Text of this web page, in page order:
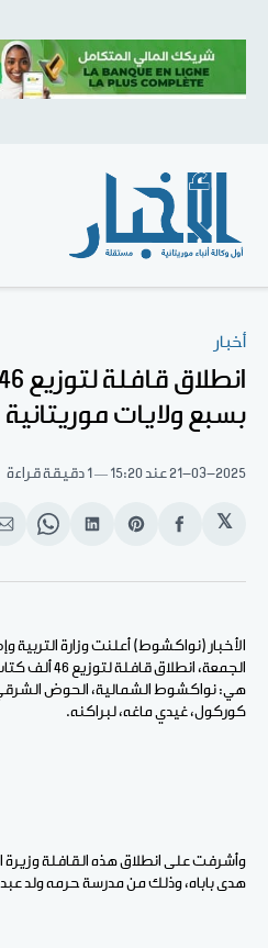
أخبار
بسبع ولايات موريتانية
21-03-2025عند 15:20 1 دقيقة قراءة
𝕏
انشر
الفيسبوك
Share
Pinterest
انشر
لينكد
Share
الأخبار (نواكشوط) أعلنت وزارة التربية
الجمعة،
هي: نواكشوط الشمالية، الحوض
كوركول، غيدي ماغه، لبراكنه.
وأشرفت على انطلاق هذه القافلة وزيرة
هدى باباه، وذلك من مدرسة حرمه ولد